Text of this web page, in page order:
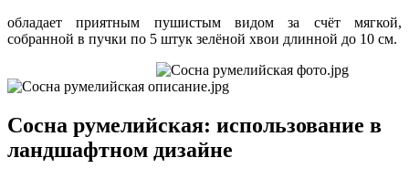
обладает приятным пушистым видом за счёт мягкой,
собранной в пучки по 5 штук зелёной хвои длинной до 10 см.
Сосна румелийская: использование в
ландшафтном дизайне